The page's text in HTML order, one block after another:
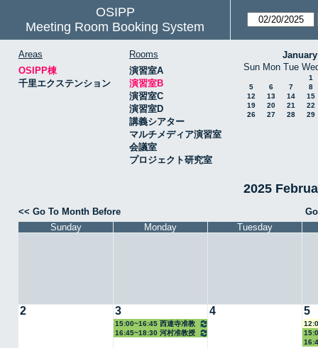
OSIPP
Meeting Room Booking System
Areas
OSIPP棟
千里エクステンション
Rooms
演習室A
演習室B
演習室C
演習室D
講義シアター
マルチメディア演習室
会議室
プロジェクト研究室
Sun Mon Tue
1
5
6 7
8
12
13 14
15
19
20 21
22
26
27 28 29
2025
<< Go To Month Before
Sunday
Monday Tuesday
2 3
15:00~16:45 西連寺准教
授
16:45~18:30 河村准教授
4 5